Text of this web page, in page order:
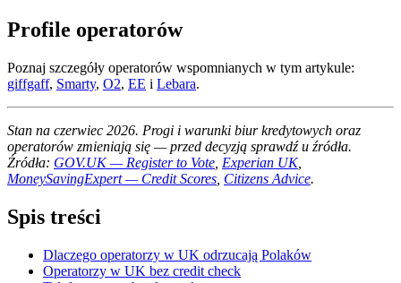
Profile operatorów
Poznaj szczegóły operatorów wspomnianych w tym artykule:
giffgaff, Smarty, O2, EE i Lebara.
Stan na czerwiec 2026. Progi i warunki biur kredytowych oraz
operatorów zmieniają się — przed decyzją sprawdź u źródła.
Źródła: GOV.UK — Register to Vote Experian UK,
MoneySavingExpert — Credit Scores Citizens Advice.
Spis treści
Dlaczego operatorzy w UK odrzucają Polaków
Operatorzy w UK bez credit check